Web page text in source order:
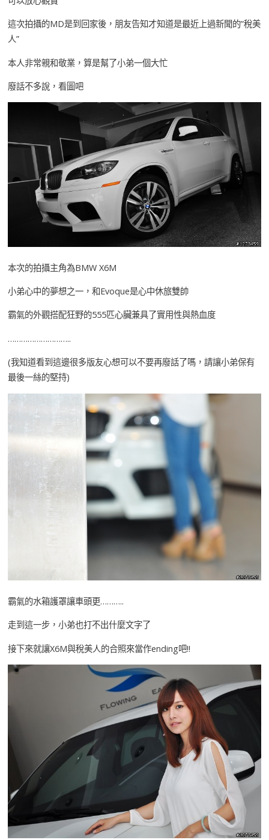
這次拍攝的MD是到回家後，朋友告知才知道是最近上過新聞的”稅美
人”
本人非常親和敬業，算是幫了小弟一個大忙
廢話不多說，看圖吧
本次的拍攝主角為BMW X6M
小弟心中的夢想之一，和Evoque是心中休旅雙帥
霸氣的外觀搭配狂野的555匹心臟兼具了實用性與熱血度
………………………..
(我知道看到這邊很多版友心想可以不要再廢話了嗎，請讓小弟保有
最後一絲的堅持)
霸氣的水箱護罩讓車頭更………..
走到這一步，小弟也打不出什麼文字了
接下來就讓X6M與稅美人的合照來當作ending吧!!